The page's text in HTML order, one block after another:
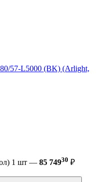
57-L5000 (BK) (Arlight,
1 шт — 85 74930 ₽